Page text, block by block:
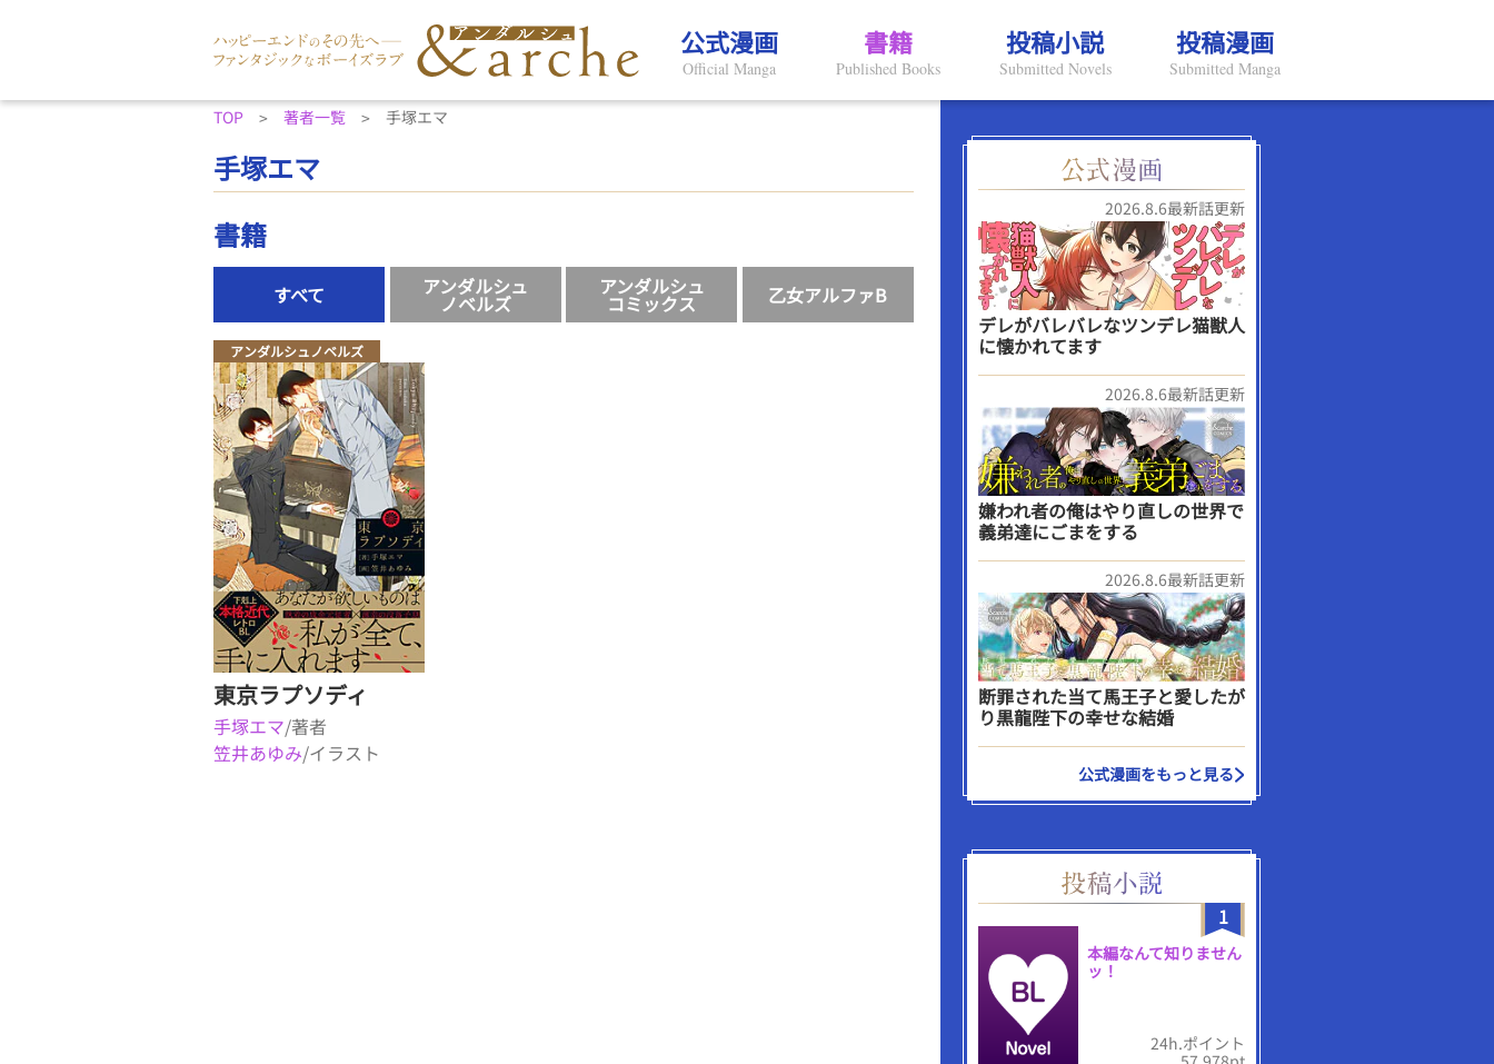
公式漫画
Official Manga
書籍
Published Books
投稿小説
Submitted Novels
投稿漫画
Submitted Manga
TOP 著者一覧 手塚エマ
手塚エマ
書籍
すべて アンダルシュ
ノベルズ
アンダルシュ
コミックス 乙女アルファB
アンダルシュノベルズ
東京ラプソディ
手塚エマ/著者
笠井あゆみ/イラスト
2026.8.6最新話更新
デレがバレバレなツンデレ猫獣人
に懐かれてます
2026.8.6最新話更新
嫌われ者の俺はやり直しの世界で
義弟達にごまをする
2026.8.6最新話更新
断罪された当て馬王子と愛したが
り黒龍陛下の幸せな結婚
公式漫画をもっと見る
1
本編なんて知りません
ッ！
24h.ポイント